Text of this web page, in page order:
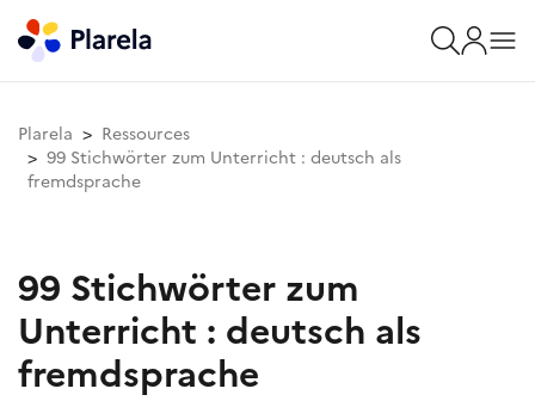
Plarela
Ressources
99 Stichwörter zum Unterricht : deutsch als
fremdsprache
99 Stichwörter zum
Unterricht : deutsch als
fremdsprache